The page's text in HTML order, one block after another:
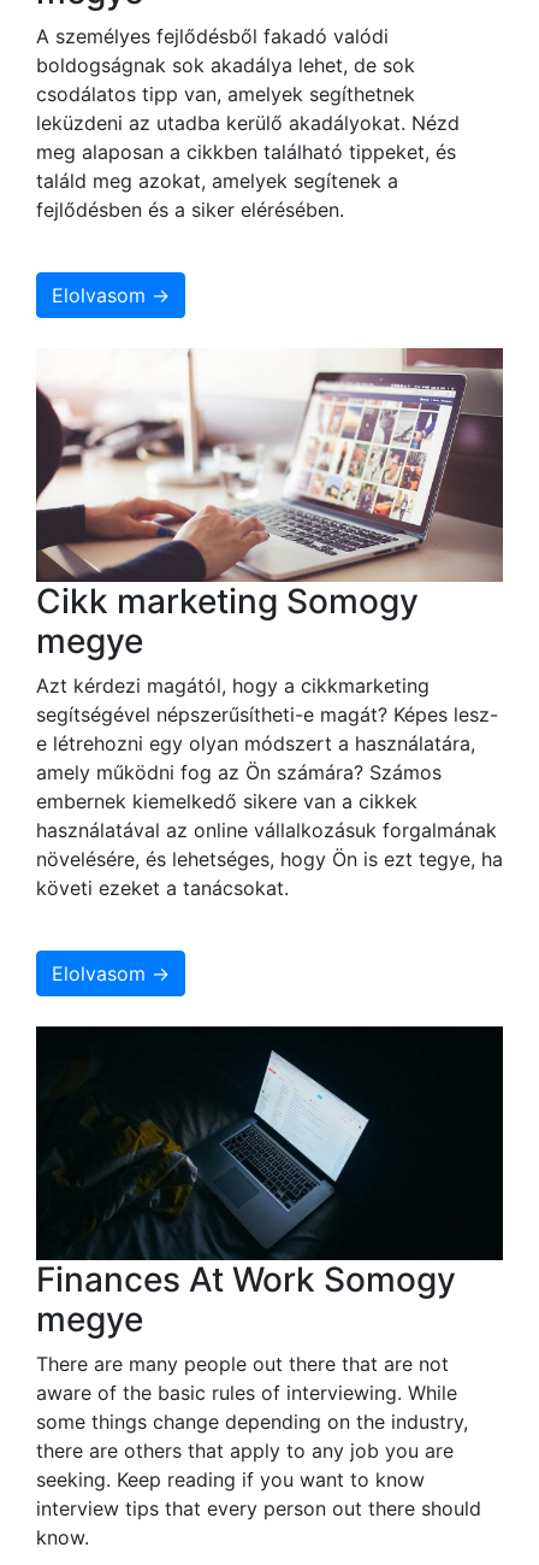
A személyes fejlődésből fakadó valódi
boldogságnak sok akadálya lehet, de sok
csodálatos tipp van, amelyek segíthetnek
leküzdeni az utadba kerülő akadályokat. Nézd
meg alaposan a cikkben található tippeket, és
találd meg azokat, amelyek segítenek a
fejlődésben és a siker elérésében.
Elolvasom →
Cikk marketing Somogy
megye
Azt kérdezi magától, hogy a cikkmarketing
segítségével népszerűsítheti-e magát? Képes lesz-
e létrehozni egy olyan módszert a használatára,
amely működni fog az Ön számára? Számos
embernek kiemelkedő sikere van a cikkek
használatával az online vállalkozásuk forgalmának
növelésére, és lehetséges, hogy Ön is ezt tegye, ha
követi ezeket a tanácsokat.
Elolvasom →
Finances At Work Somogy
megye
There are many people out there that are not
aware of the basic rules of interviewing. While
some things change depending on the industry,
there are others that apply to any job you are
seeking. Keep reading if you want to know
interview tips that every person out there should
know.